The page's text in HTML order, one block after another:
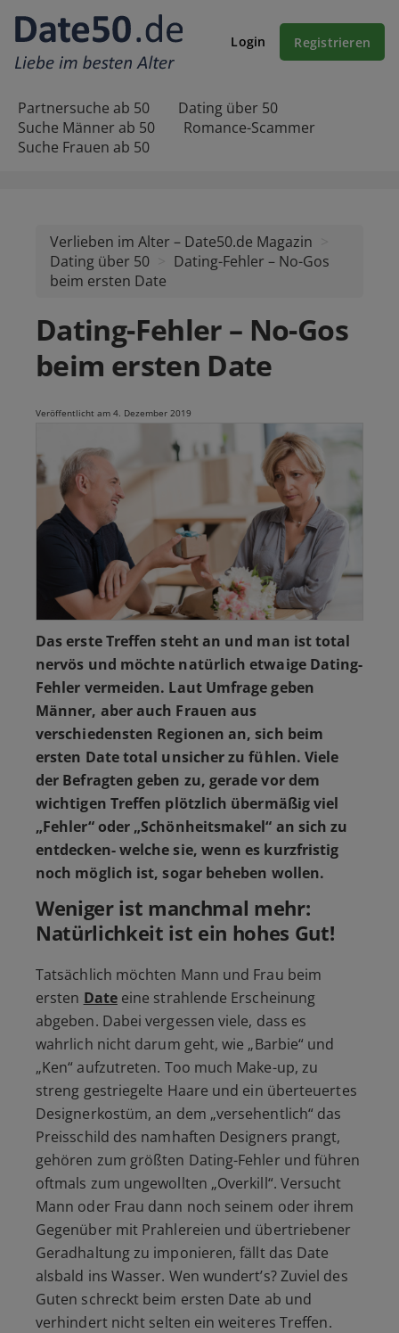
Login Registrieren
Partnersuche ab 50
Dating über 50
Suche Männer ab 50
Romance-Scammer
Suche Frauen ab 50
Verlieben im Alter – Date50.de Magazin
Dating über 50
Dating-Fehler – No-Gos
beim ersten Date
Dating-Fehler – No-Gos
beim ersten Date
Veröffentlicht am 4. Dezember 2019
Das erste Treffen steht an und man ist total
nervös und möchte natürlich etwaige Dating-
Fehler vermeiden. Laut Umfrage geben
Männer, aber auch Frauen aus
verschiedensten Regionen an, sich beim
ersten Date total unsicher zu fühlen. Viele
der Befragten geben zu, gerade vor dem
wichtigen Treffen plötzlich übermäßig viel
„Fehler“oder „Schönheitsmakel“ an sich zu
entdecken- welche sie, wenn es kurzfristig
noch möglich ist, sogar beheben wollen.
Weniger ist manchmal mehr:
Natürlichkeit ist ein hohes Gut!
Tatsächlich möchten Mann und Frau beim
ersten Dateeine strahlende Erscheinung
abgeben. Dabei vergessen viele, dass es
wahrlich nicht darum geht, wie „Barbie“ und
„Ken“aufzutreten. Too much Make-up, zu
streng gestriegelte Haare und ein überteuertes
Designerkostüm, an dem „versehentlich“ das
Preisschild des namhaften Designers prangt,
gehören zum größten Dating-Fehler und führen
oftmals zum ungewollten „Overkill“. Versucht
Mann oder Frau dann noch seinem oder ihrem
Gegenüber mit Prahlereien und übertriebener
Geradhaltung zu imponieren, fällt das Date
alsbald ins Wasser. Wen wundert’s? Zuviel des
Guten schreckt beim ersten Date ab und
verhindert nicht selten ein weiteres Treffen.